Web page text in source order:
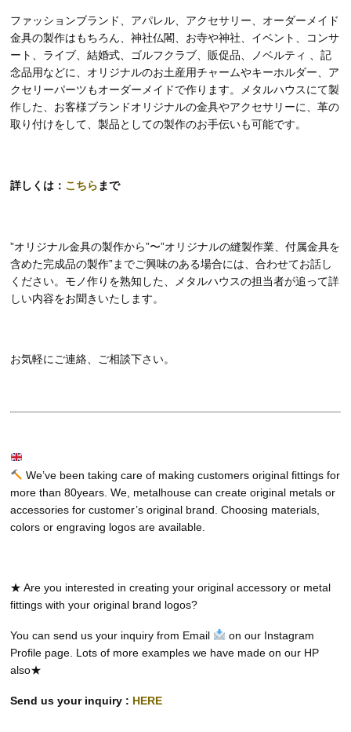
ファッションブランド、アパレル、アクセサリー、オーダーメイド
金具の製作はもちろん、神社仏閣、お寺や神社、イベント、コンサ
ート、ライブ、結婚式、ゴルフクラブ、販促品、ノベルティ 、記
念品用などに、オリジナルのお土産用チャームやキーホルダー、ア
クセリーパーツもオーダーメイドで作ります。メタルハウスにて製
作した、お客様ブランドオリジナルの金具やアクセサリーに、革の
取り付けをして、製品としての製作のお手伝いも可能です。
詳しくは： こちら まで
”オリジナル金具の製作から”〜”オリジナルの縫製作業、付属金具を
含めた完成品の製作”までご興味のある場合には、合わせてお話し
ください。モノ作りを熟知した、メタルハウスの担当者が追って詳
しい内容をお聞きいたします。
お気軽にご連絡、ご相談下さい。
We’ve been taking care of making customers original fittings for
more than 80years. We, metalhouse can create original metals or
accessories for customer’s original brand. Choosing materials,
colors or engraving logos are available.
★ Are you interested in creating your original accessory or metal
fittings with your original brand logos?
You can send us your inquiry from Email
on our Instagram
Profile page. Lots of more examples we have made on our HP
also★
Send us your inquiry : HERE